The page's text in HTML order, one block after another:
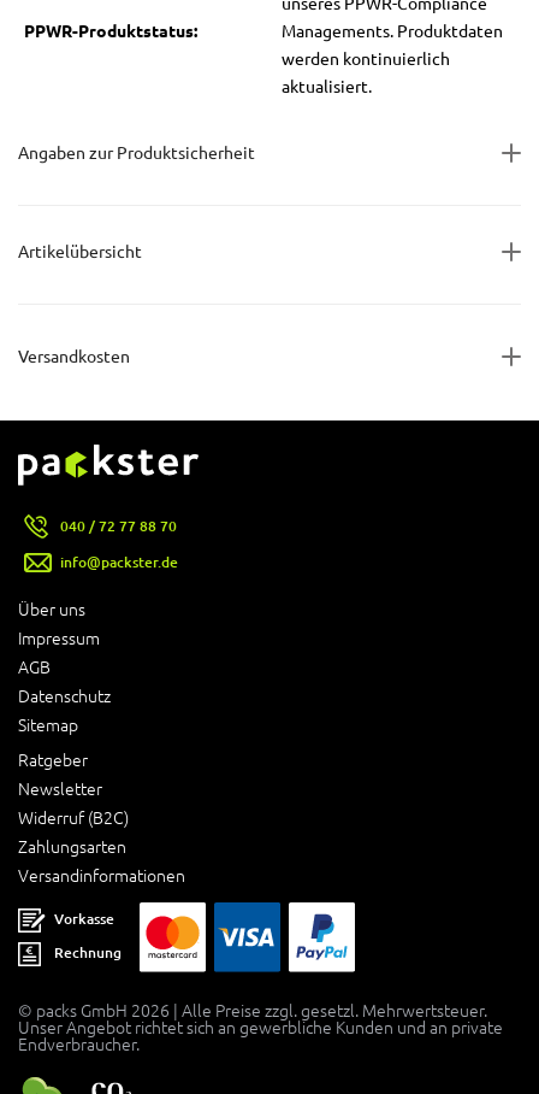
PPWR-Produktstatus:
unseres PPWR-Compliance
Managements. Produktdaten
werden kontinuierlich
aktualisiert.
Angaben zur Produktsicherheit
Artikelübersicht
Versandkosten
Über uns
Impressum
AGB
Datenschutz
Sitemap
Ratgeber
Newsletter
Widerruf (B2C)
Zahlungsarten
Versandinformationen
040 / 72 77 88 70
info@packster.de
Vorkasse
Rechnung
© packs GmbH 2026 | Alle Preise zzgl. gesetzl. Mehrwertsteuer.
Unser Angebot richtet sich an gewerbliche Kunden und an private
Endverbraucher.